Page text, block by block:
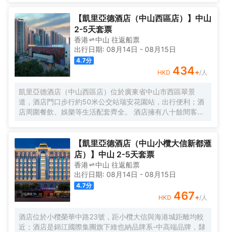
和政務服務大廳，集購物、美食、娛樂、商務和行政於一體
等生活設施配套。公寓擁有現代温馨客房，配套有餐廳、洗
衣房、多功能廳等公共空間，旅客在享受舒適住宿的同時，
也能輕鬆滿足各種休閒與商務需求。客房分佈於2層至5層，
所有客房都配備有高品質的床品、高速wifi及智能控制系統，
確保賓客能夠享受到賓至如歸的居住體驗。喜悅餐廳位於1
層，每天都按照國際化標準提供數十種精選早餐品種，2-3種
本地特色菜，展現 （城市）飲食文化。此外，位於6層的洗
衣房配備有先進的自助洗衣烘乾設備以及高效熨燙機，賓客
在忙碌之餘也能輕鬆打理日常衣物。公寓是東呈集團旗下中
高端服務式公寓品牌，以“傾注匠心，融入當地”為品牌理念，
尊貴服務和非凡體驗的現代化理想居庭。
【凱里亞德酒店（中山西區店）】中山
2-5天套票
香港 中山 往返船票
出行日期: 08月14日 - 08月15日
4.7分
HKD 434+/人
凱里亞德酒店（中山西區店）位於廣東省中山市西區翠景
道，酒店門口步行約50米公交站瑞安花園站，出行便利；酒
店周圍餐飲、娛樂等生活配套齊全。 酒店擁有八十餘間客
【凱里亞德酒店（中山小欖大信新都滙
店）】中山 2-5天套票
香港 中山 往返船票
出行日期: 08月14日 - 08月15日
4.7分
HKD 467+/人
酒店位於小欖榮華中路23號，距小欖大信與海港城距離均較
近；酒店是錦江國際集團旗下維也納品牌系-中高端品牌，隸